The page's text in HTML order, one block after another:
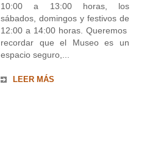
10:00 a 13:00 horas, los
sábados, domingos y festivos de
12:00 a 14:00 horas. Queremos
recordar que el Museo es un
espacio seguro,...
LEER MÁS